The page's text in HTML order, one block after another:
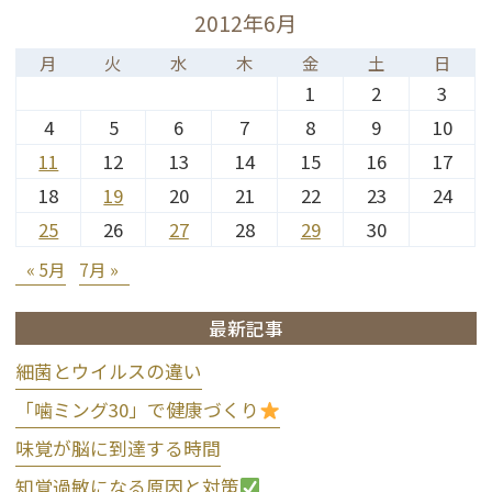
2012年6月
月 火 水 木 金 土 日
1 2
3
4
5 6 7 8 9
10
11
12 13 14 15 16
17
18
19 20 21 22 23
24
25
26 27 28 29 30
« 5月 7月 »
最新記事
細菌とウイルスの違い
「噛ミング30」で健康づくり
味覚が脳に到達する時間
知覚過敏になる原因と対策